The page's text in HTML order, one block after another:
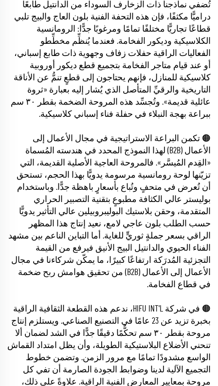
تُضفي نماذجنا ذات الزخارف السوداء من الدانتيل طابعًا
دراميًّا مكثفًا، فإن هذه التحفة الفنية بلون العاج والبيج تلبي
قطاعًا تجاريًّا مختلفًا تمامًا ومرغوبًا جدًّا: الرومانسية
الكلاسيكية وديكور الفخامة. فعندما يُنظِّم مخطِّطو
الفعاليات الراقية حفلات زفاف وجهوية ذات طابع إسباني،
أو عند قيام متاجر الفخامة بتجميع قطع ديكور أوروبية
كلاسيكية للمنازل، فإنهم يحتاجون إلى قطعٍ تنمُّ عن الأناقة
التاريخية والرقيِّ المتأصل الذي يُشار إليه بعبارة «ثروة
عائلية قديمة». وتُجسِّد هذه المروحة الضخمة بقطر ٣٠ سم
ببراعة بهجة النبلاء في حفلة فناء إسباني كلاسيكية.
🟠 تكمن البراعة الاستراتيجية في مجال الأعمال إلى
الأعمال (B2B) لهذا النموذج المحدد في هندسته المُسماة
«القِدم المُيسَّر». فالمروحة العاجية الأصلية القديمة، التي
تزيّنها لوحة رومانسية مرسومة يدويًّا بهذا الحجم، تستحق
أن تُعرض في متحفٍ وتُباع بأسعارٍ باهظة جدًّا. وباستخدام
بوليستر عالي الكثافة مطبوعٍ بتقنية التصبير الحراري
المتقدمة، وحقن بلاستيك البوليبروبيلين عالي التأثير يدويًّا
حسب الطلب بلون عاجي لامع، نعيد إنتاج هذا المظهر
الراقي بسعر جملةٍ ثوريٍّ للغاية. أما التباين الناعم بين مشهد
الفناء الحيوي والدانتيل البيج الأنيق فيرفع من القيمة
التجزئية المُدرَكة ارتفاعًا كبيرًا، ما يمكّن شركاءنا في مجال
الأعمال إلى الأعمال (B2B) من تحقيق هوامش ربح ضخمة
في قطاع الفخامة.
🟠 في شركة HIFU INT'L، ندعم هذه القطعة الثقافية الراقية
بخبرة تزيد عن 23 عامًا في التصنيع الصناعي. ويستلزم إنتاج
مروحة بقطر ٣٠ سم تحكُّمًا دقيقًا جدًّا في الشد لضمان ألا
تنحني الأضلاع البلاستيكية الطويلة، وأن يظل امتداد القماش
الواسع مشدودًا تمامًا مع مرور الزمن. وتضمن خطوط
التجميع الآلية لدينا وضوابط الجودة الصارمة أن تفي كل
مروحة بمعايير المعارض الفنية الراقية. علاوةً على ذلك،